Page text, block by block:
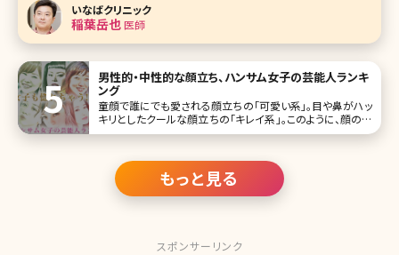
ついて詳しく
いなばクリニック
稲葉岳也医師
男性的・中性的な顔立ち、ハンサム女子の芸能人ランキ
ング
童顔で誰にでも愛される顔立ちの「可愛い系」。目や鼻がハッ
キリとしたクールな顔立ちの「キレイ系」。このように、顔の作
りはさまざまな系統に分かれます。女性なら「可愛い系」の顔
顔立ちの「男前・ハンサム女子」に人気が集まっています。 そ
こで、鼻筋
もっと見る
スポンサーリンク